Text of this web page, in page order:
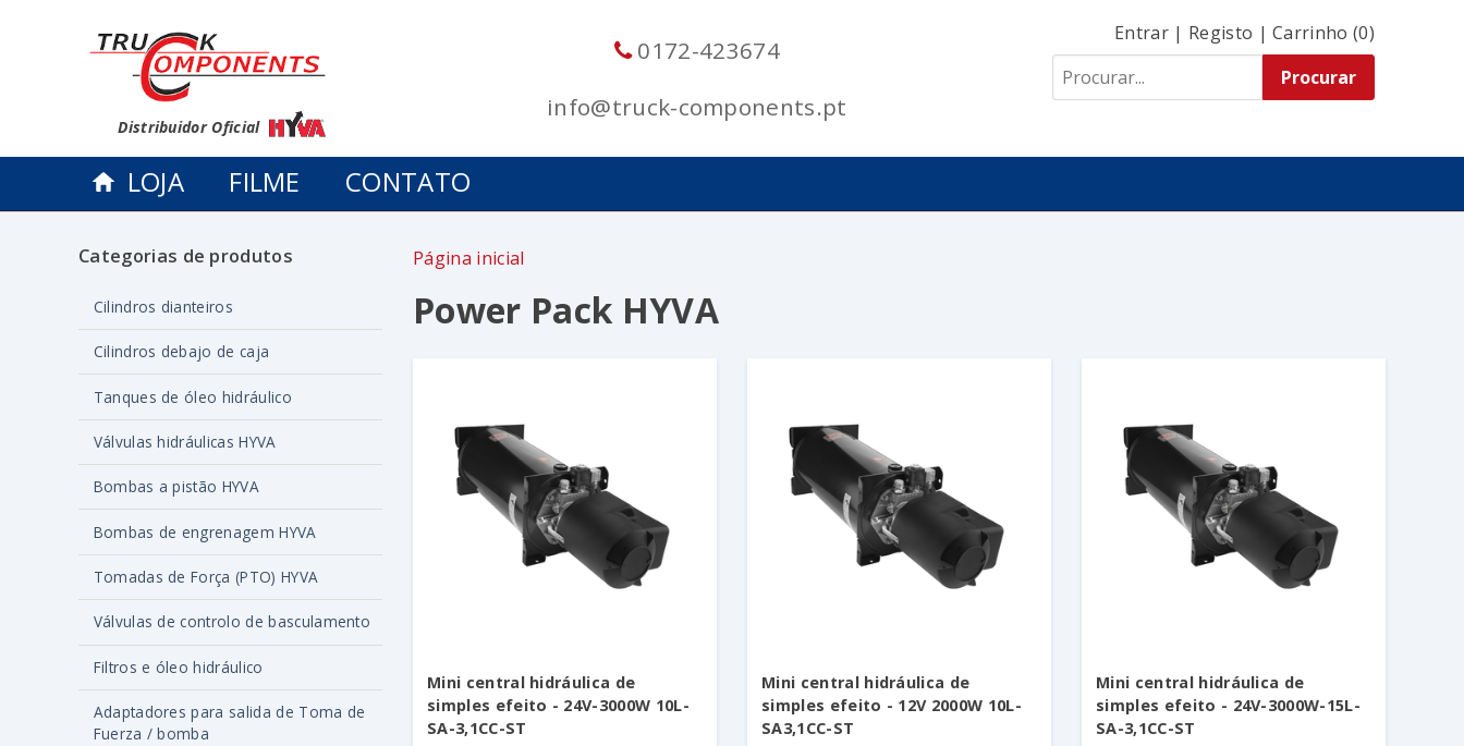
Distribuidor Oficial
0172-423674
info@truck-components.pt
Entrar| Registo |Carrinho (0)
LOJA FILME CONTATO
Categorias de produtos
Cilindros dianteiros
Cilindros debajo de caja
Tanques de óleo hidráulico
Válvulas hidráulicas HYVA
Bombas a pistão HYVA
Bombas de engrenagem HYVA
Tomadas de Força (PTO) HYVA
Válvulas de controlo de basculamento
Filtros e óleo hidráulico
Adaptadores para salida de Toma de
Fuerza / bomba
Página inicial
Power Pack HYVA
Mini central hidráulica de
simples efeito - 24V-3000W 10L-
SA-3,1CC-ST
Mini central hidráulica de
simples efeito - 12V 2000W 10L-
SA3,1CC-ST
Mini central hidráulica de
simples efeito - 24V-3000W-15L-
SA-3,1CC-ST